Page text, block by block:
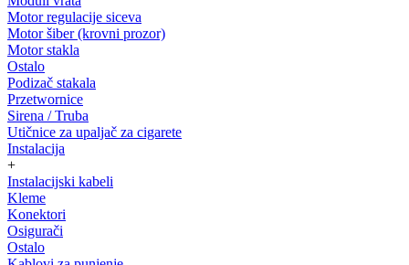
Motor regulacije siceva
Motor šiber (krovni prozor)
Motor stakla
Ostalo
Podizač stakala
Przetwornice
Sirena / Truba
Utičnice za upaljač za cigarete
Instalacija
+
Instalacijski kabeli
Kleme
Konektori
Osigurači
Ostalo